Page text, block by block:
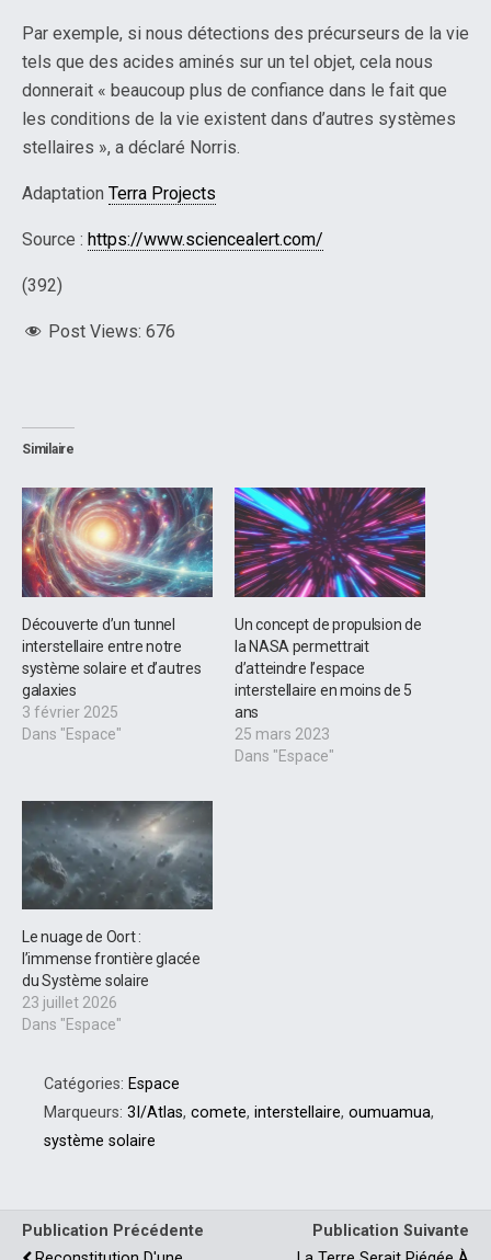
Par exemple, si nous détections des précurseurs de la vie
tels que des acides aminés sur un tel objet, cela nous
donnerait « beaucoup plus de confiance dans le fait que
les conditions de la vie existent dans d’autres systèmes
stellaires », a déclaré Norris.
Adaptation Terra Projects
Source : https://www.sciencealert.com/
(392)
Post Views: 676
Similaire
Découverte d’un tunnel
interstellaire entre notre
système solaire et d’autres
galaxies
3 février 2025
Dans "Espace"
Un concept de propulsion de
la NASA permettrait
d’atteindre l’espace
interstellaire en moins de 5
ans
25 mars 2023
Dans "Espace"
Le nuage de Oort :
l’immense frontière glacée
du Système solaire
23 juillet 2026
Dans "Espace"
Catégories: Espace
Marqueurs: 3I/Atlas, comete, interstellaire, oumuamua,
système solaire
Publication Précédente
Publication Suivante